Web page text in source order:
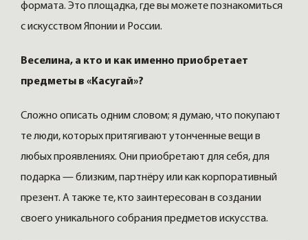
формата. Это площадка, где вы можете познакомиться
с искусством Японии и России.
Веселина, а кто и как именно приобретает
предметы в «Касугай»?
Сложно описать одним словом; я думаю, что покупают
те люди, которых притягивают утонченные вещи в
любых проявлениях. Они приобретают для себя, для
подарка — близким, партнёру или как корпоративный
презент. А также те, кто заинтересован в создании
своего уникального собрания предметов искусства.